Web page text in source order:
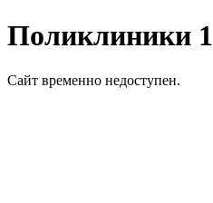
Поликлиники 1
Сайт временно недоступен.